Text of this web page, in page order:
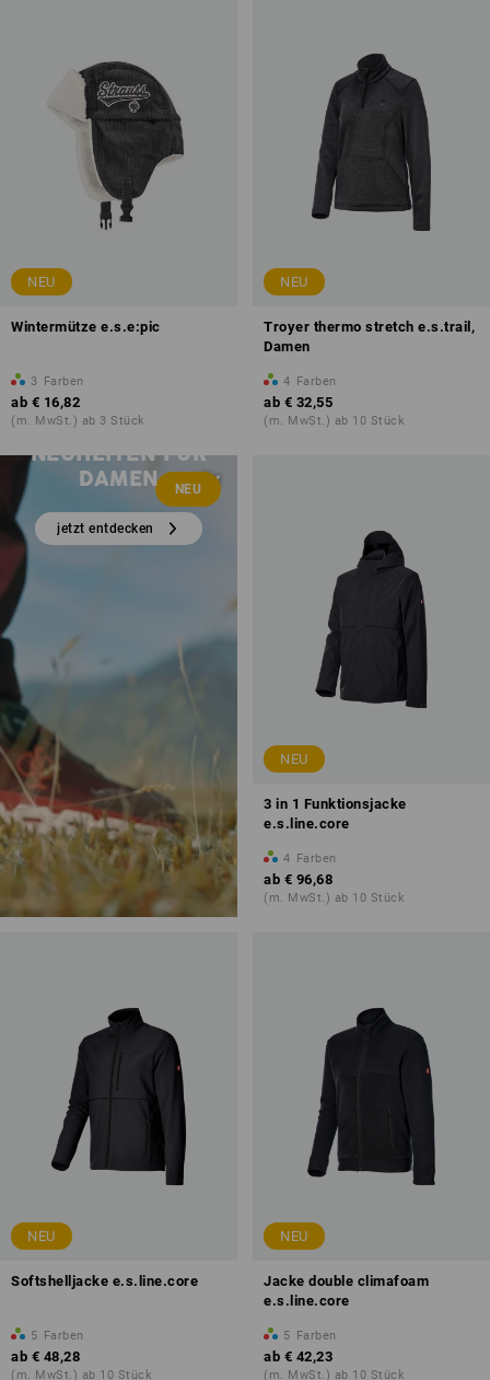
NEU
Wintermütze e.s.e:pic
3 Farben
ab € 16,82
(m. MwSt.) ab 3 Stück
NEU
Troyer thermo stretch e.s.trail,
Damen
4 Farben
ab € 32,55
(m. MwSt.) ab 10 Stück
NEU
NEUHEITEN FÜR
DAMEN
jetzt entdecken
NEU
3 in 1 Funktionsjacke
e.s.line.core
4 Farben
ab € 96,68
(m. MwSt.) ab 10 Stück
NEU
Softshelljacke e.s.line.core
5 Farben
ab € 48,28
(m. MwSt.) ab 10 Stück
NEU
Jacke double climafoam
e.s.line.core
5 Farben
ab € 42,23
(m. MwSt.) ab 10 Stück